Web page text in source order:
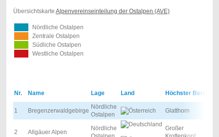
Übersichtskarte Alpenvereinseinteilung der Ostalpen (AVE)
Nördliche Ostalpen
Zentrale Ostalpen
Südliche Ostalpen
Westliche Ostalpen
Nr. Name Lage Land Höchster Berg
1
Bregenzerwaldgebirge
Nördliche
Ostalpen
Glatthorn
2 Allgäuer Alpen
Nördliche
Großer